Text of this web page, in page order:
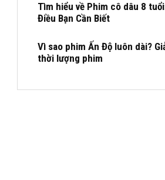
Tìm hiểu về Phim cô dâu 8
Điều Bạn Cần Biết
Vì sao phim Ấn Độ luôn dài?
thời lượng phim